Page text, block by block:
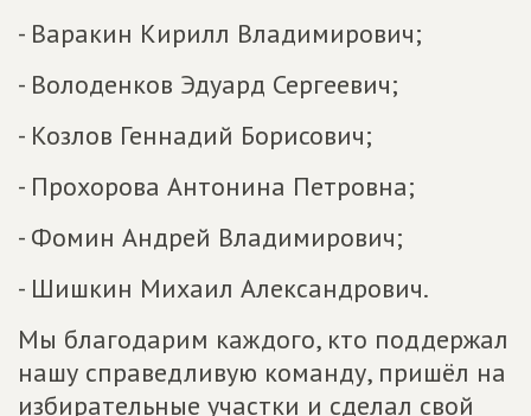
- Варакин Кирилл Владимирович;
- Володенков Эдуард Сергеевич;
- Козлов Геннадий Борисович;
- Прохорова Антонина Петровна;
- Фомин Андрей Владимирович;
- Шишкин Михаил Александрович.
Мы благодарим каждого, кто поддержал
нашу справедливую команду, пришёл на
избирательные участки и сделал свой